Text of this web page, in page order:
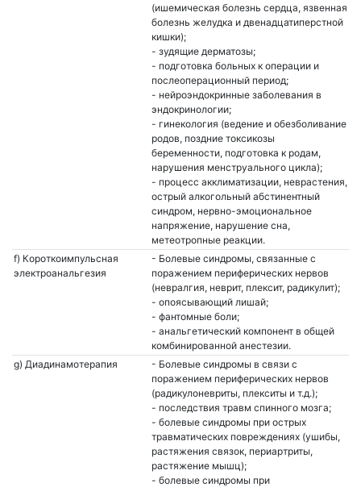
(ишемическая болезнь сердца, язвенная
болезнь желудка и двенадцатиперстной
кишки);
- зудящие дерматозы;
- подготовка больных к операции и
послеоперационный период;
- нейроэндокринные заболевания в
эндокринологии;
- гинекология (ведение и обезболивание
родов, поздние токсикозы
беременности, подготовка к родам,
нарушения менструального цикла);
- процесс акклиматизации, неврастения,
острый алкогольный абстинентный
синдром, нервно-эмоциональное
напряжение, нарушение сна,
метеотропные реакции.
f) Короткоимпульсная
электроанальгезия
- Болевые синдромы, связанные с
поражением периферических нервов
(невралгия, неврит, плексит, радикулит);
- опоясывающий лишай;
- фантомные боли;
- анальгетический компонент в общей
комбинированной анестезии.
g) Диадинамотерапия
- Болевые синдромы в связи с
поражением периферических нервов
(радикулоневриты, плекситы и т.д.);
- последствия травм спинного мозга;
- болевые синдромы при острых
травматических повреждениях (ушибы,
растяжения связок, периартриты,
растяжение мышц);
- болевые синдромы при